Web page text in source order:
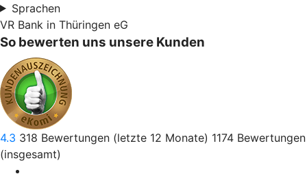
Sprachen
VR Bank in Thüringen eG
So bewerten uns unsere Kunden
4.3 318 Bewertungen (letzte 12 Monate) 1174 Bewertungen
(insgesamt)